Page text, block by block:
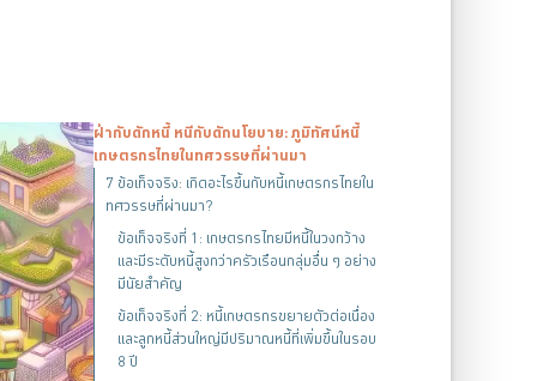
ฝ่ากับดักหนี้ หนีกับดักนโยบาย: ภูมิทัศน์หนี้
เกษตรกรไทยในทศวรรษที่ผ่านมา
7 ข้อเท็จจริง: เกิดอะไรขึ้นกับหนี้เกษตรกรไทยใน
ทศวรรษที่ผ่านมา?
ข้อเท็จจริงที่ 1: เกษตรกรไทยมีหนี้ในวงกว้าง
และมีระดับหนี้สูงกว่าครัวเรือนกลุ่มอื่น ๆ อย่าง
มีนัยสำคัญ
ข้อเท็จจริงที่ 2: หนี้เกษตรกรขยายตัวต่อเนื่อง
และลูกหนี้ส่วนใหญ่มีปริมาณหนี้ที่เพิ่มขึ้นในรอบ
8 ปี